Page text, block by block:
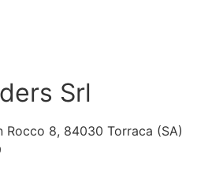
Srl
Rocco 8, 84030 Torraca (SA)